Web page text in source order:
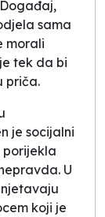
Događaj,
sama
morali
tek da bi
priča.
je socijalni
porijekla
U
koji je